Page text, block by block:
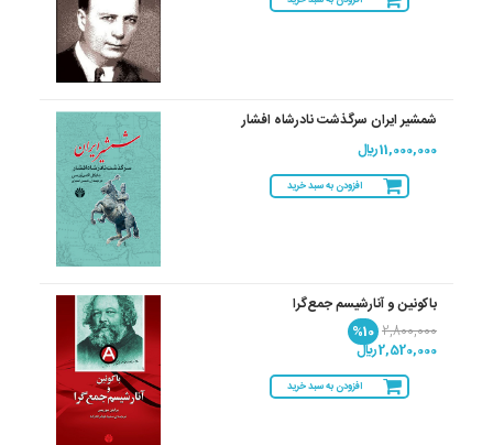
شمشیر ایران سرگذشت نادرشاه افشار
11,000,000 ريال
افزودن به سبد خرید
باکونین و آنارشیسم جمع‌گرا
2,800,000
%10
2,520,000 ريال
افزودن به سبد خرید